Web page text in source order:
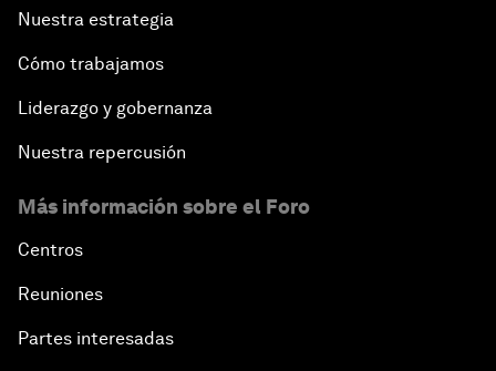
Nuestra estrategia
Cómo trabajamos
Liderazgo y gobernanza
Nuestra repercusión
Más información sobre el Foro
Centros
Reuniones
Partes interesadas